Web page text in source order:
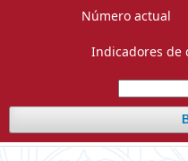
Número actual
Indicadores de